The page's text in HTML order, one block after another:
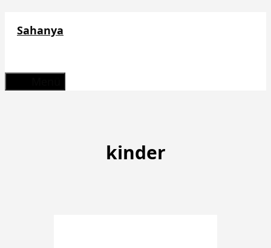
Sahanya
kinder